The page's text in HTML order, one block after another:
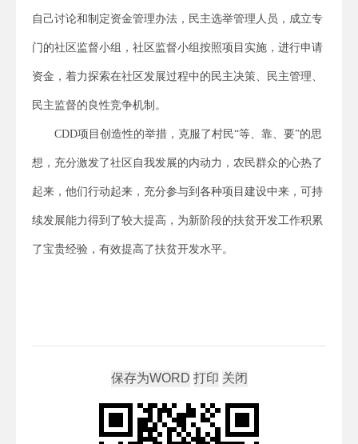
自己讨论和制定资金管理办法，民主选举管理人员，成立专
门的社区监督小组，社区监督小组按照项目实施，进行申请
资金，着力探索在社区发展过程中的民主决策、民主管理、
民主监督的良性竞争机制。
CDD项目创造性的举措，克服了村民“等、靠、要”的思
想，充分激发了社区自我发展的内动力，农民群众的心热了
起来，他们行动起来，充分参与到各种项目建设中来，可持
续发展能力得到了较大提高，为新阶段的扶贫开发工作积累
了宝贵经验，有效提高了扶贫开发水平。